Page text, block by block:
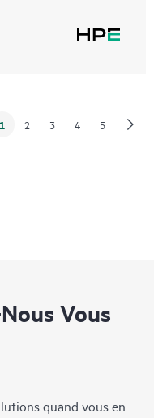
1 2 3 4 5
Vous
quand vous en